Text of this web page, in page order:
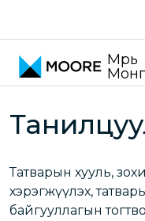
Мүүрь
Татварын
Татварын хууль,
хэрэгжүүлэх,
байгууллагын